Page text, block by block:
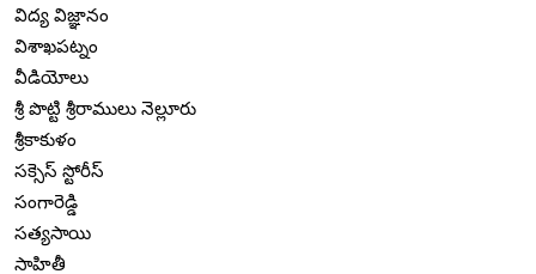
విద్య విజ్ఞానం
విశాఖపట్నం
వీడియోలు
శ్రీ పొట్టి శ్రీరాములు నెల్లూరు
శ్రీకాకుళం
సక్సెస్ స్టోరీస్
సంగారెడ్డి
సత్యసాయి
సాహితీ